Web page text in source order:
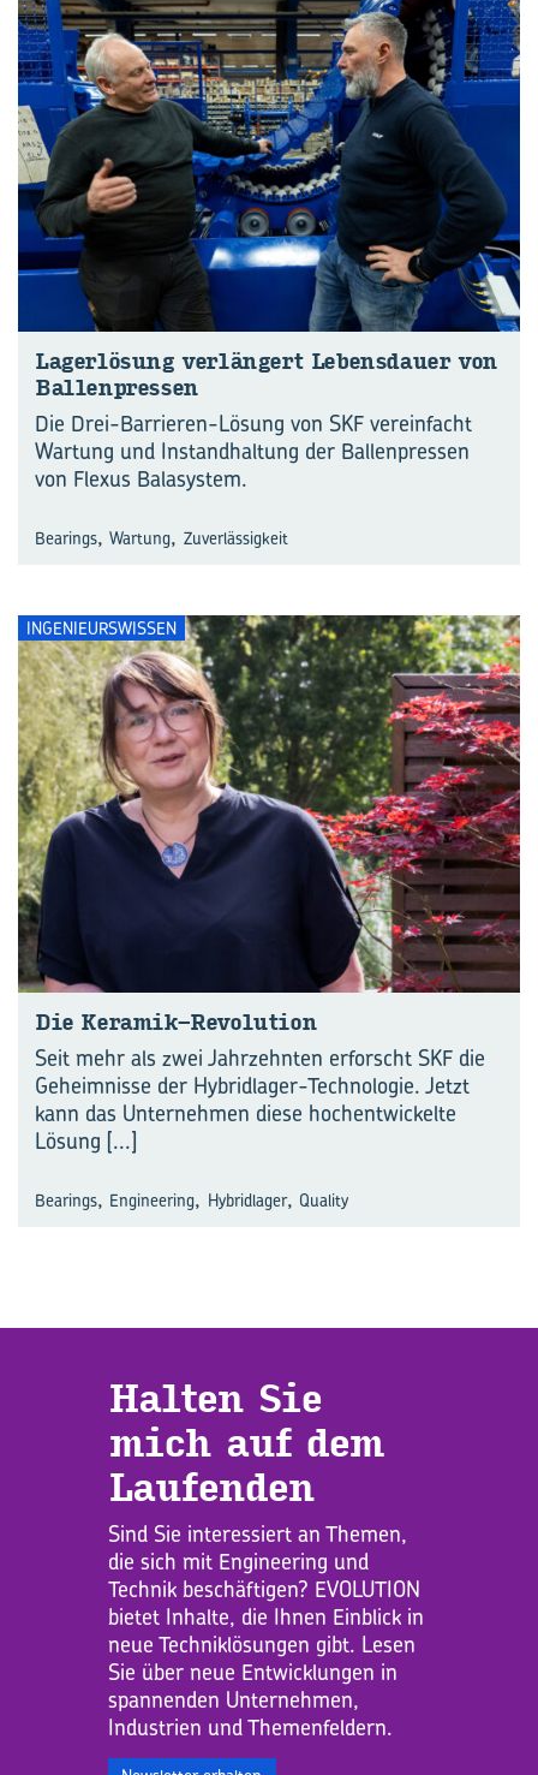
La­ger­lö­sung ver­län­gert Le­bens­dau­er von
Bal­len­pres­sen
Die Drei-Barrieren-Lösung von SKF vereinfacht
Wartung und Instandhaltung der Ballenpressen
von Flexus Balasystem.
Bearings, Wartung, Zuverlässigkeit
INGENIEURSWISSEN
Die Keramik-​Revolution
Seit mehr als zwei Jahrzehnten erforscht SKF die
Geheimnisse der Hybridlager-Technologie. Jetzt
kann das Unternehmen diese hochentwickelte
Lösung [...]
Bearings, Engineering, Hybridlager, Quality
Hal­ten Sie
mich auf dem
Lau­fen­den
Sind Sie interessiert an Themen,
die sich mit Engineering und
Technik beschäftigen? EVOLUTION
bietet Inhalte, die Ihnen Einblick in
neue Techniklösungen gibt. Lesen
Sie über neue Entwicklungen in
spannenden Unternehmen,
Industrien und Themenfeldern.